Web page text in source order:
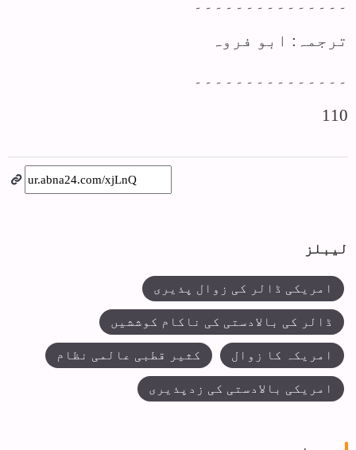
ترجمہ: ابو فروہ
۔۔۔۔۔۔۔۔۔۔۔۔۔۔۔
110
لیبلز
امریکی ڈالر کی زوال پذیری
ڈالر کی بالادستی کی ناکام کوششیں
امریکہ کا زوال کثیر قطبی عالمی نظام
امریکی بالادستی کی زدپذیری